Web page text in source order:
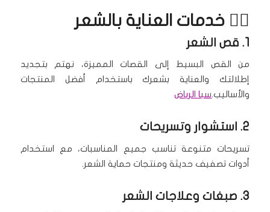
💇‍♀️ خدمات العناية بالشعر
1. قص الشعر
من القص البسيط إلى القصات المميزة، نهتم بتجديد
إطلالتك والعناية بشعرك باستخدام أفضل المنتجات
والأساليب.سبا الرياض
2. استشوار وتسريحات
تسريحات متنوعة تناسب جميع المناسبات، مع استخدام
أدوات تصفيف حديثة ومنتجات حماية الشعر.
3. صبغات وعلاجات الشعر